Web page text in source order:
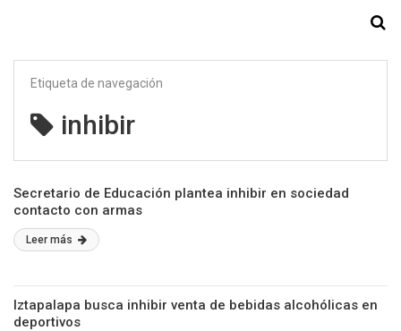
Etiqueta de navegación
inhibir
Secretario de Educación plantea inhibir en sociedad
contacto con armas
Leer más
Iztapalapa busca inhibir venta de bebidas alcohólicas en
deportivos